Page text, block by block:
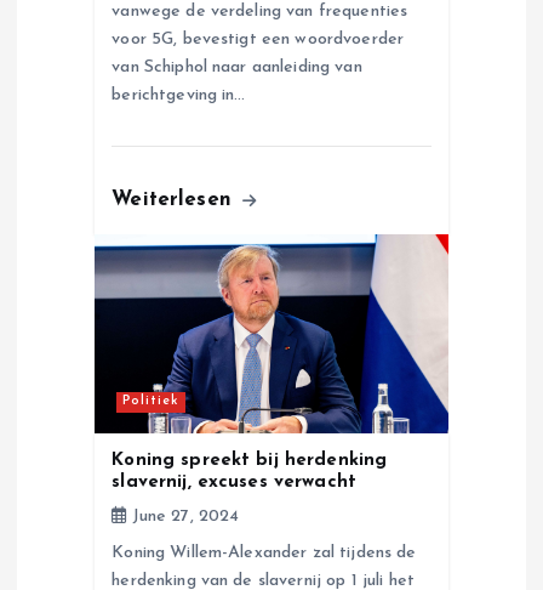
vanwege de verdeling van frequenties
voor 5G, bevestigt een woordvoerder
van Schiphol naar aanleiding van
berichtgeving in…
Weiterlesen
Politiek
Koning spreekt bij herdenking
slavernij, excuses verwacht
June 27, 2024
Koning Willem-Alexander zal tijdens de
herdenking van de slavernij op 1 juli het